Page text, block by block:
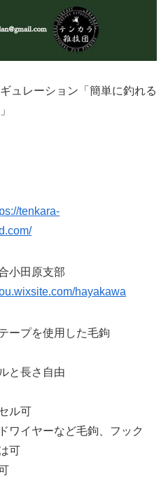
ュレーション「簡単に釣れる
tenkara-
小田原支部
hayakawa
ープを使用した毛鉤
と長さ自由
ル可
ワイヤーなど毛鉤、フック
可